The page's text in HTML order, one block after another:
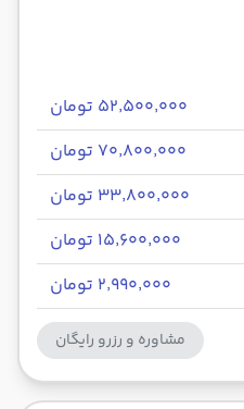
۵۲٬۵۰۰٬۰۰۰ تومان
۷۰٬۸۰۰٬۰۰۰ تومان
۳۳٬۸۰۰٬۰۰۰ تومان
۱۵٬۶۰۰٬۰۰۰ تومان
۲٬۹۹۰٬۰۰۰ تومان
مشاوره و رزرو رایگان